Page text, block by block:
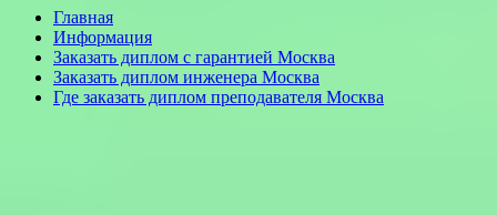
Главная
Информация
Заказать диплом с гарантией Москва
Заказать диплом инженера Москва
Где заказать диплом преподавателя Москва